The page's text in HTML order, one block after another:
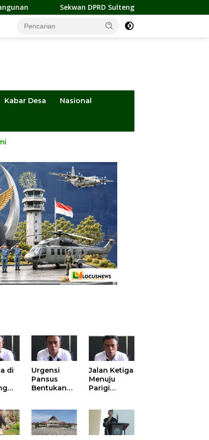
DPRD Sulteng Jadi Pengurus BMA 2026-2031, Siap
Kabar Desa Nasional
di
Urgensi
Pansus
Bentukan
Kisruh
Pengusulan
52 Titik
Jalan Ketiga
Menuju
Parigi
Beradab